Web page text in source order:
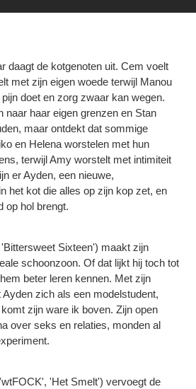
daagt de kotgenoten uit. Cem voelt
met zijn eigen woede terwijl Manou
doet en zorg zwaar kan wegen.
naar haar eigen grenzen en Stan
maar ontdekt dat sommige
en Helena worstelen met hun
terwijl Amy worstelt met intimiteit
er Ayden, een nieuwe,
het kot die alles op zijn kop zet, en
op hol brengt.
Sixteen') maakt zijn
schoonzoon. Of dat lijkt hij toch tot
beter leren kennen. Met zijn
zich als een modelstudent,
zijn ware ik boven. Zijn open
over seks en relaties, monden al
'Het Smelt') vervoegt de